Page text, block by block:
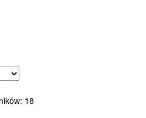
18Posortowane